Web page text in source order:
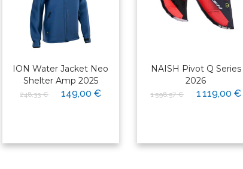
ION Water Jacket Neo
Shelter Amp 2025
248,33 € 149,00 €
NAISH Pivot Q Series
2026
1 598,57 € 1 119,00 €